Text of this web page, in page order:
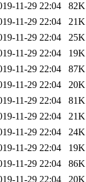
11-29 22:04
82K
11-29 22:04
21K
11-29 22:04
25K
11-29 22:04
19K
11-29 22:04
87K
11-29 22:04
20K
11-29 22:04
81K
11-29 22:04
21K
11-29 22:04
24K
11-29 22:04
19K
11-29 22:04
86K
11-29 22:04
20K